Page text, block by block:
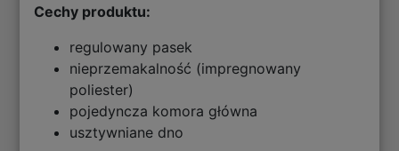
Cechy produktu:
regulowany pasek
nieprzemakalność (impregnowany
poliester)
pojedyncza komora główna
usztywniane dno